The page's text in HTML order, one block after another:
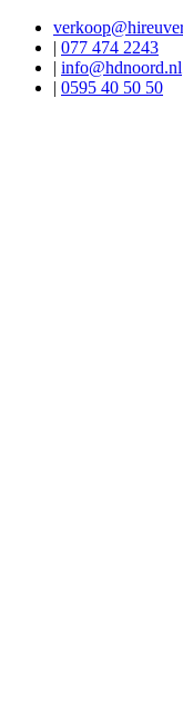
| 077 474 2243
| info@hdnoord.nl
| 0595 40 50 50